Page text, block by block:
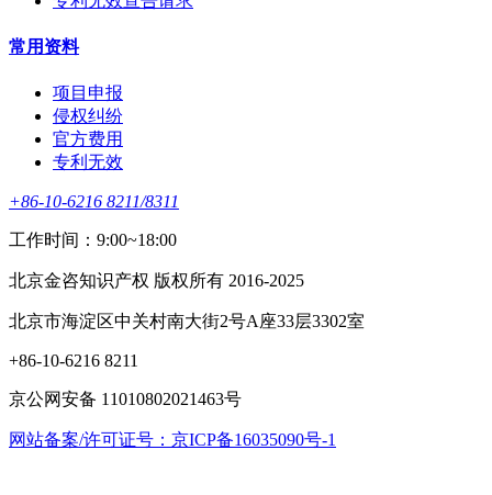
常用资料
项目申报
侵权纠纷
官方费用
专利无效
+86-10-6216 8211/8311
工作时间：9:00~18:00
北京金咨知识产权 版权所有 2016-2025
北京市海淀区中关村南大街2号A座33层3302室
+86-10-6216 8211
京公网安备 11010802021463号
网站备案/许可证号：京ICP备16035090号-1